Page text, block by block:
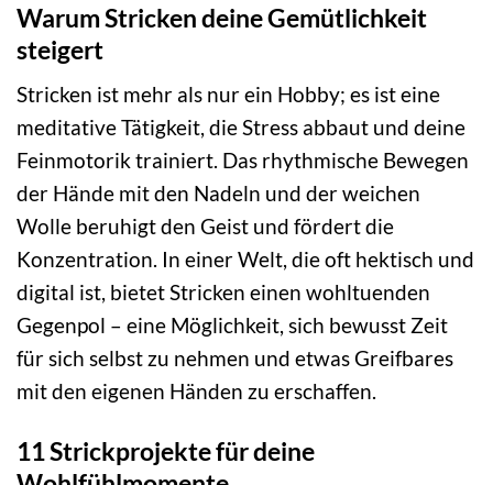
Warum Stricken deine Gemütlichkeit
steigert
Stricken ist mehr als nur ein Hobby; es ist eine
meditative Tätigkeit, die Stress abbaut und deine
Feinmotorik trainiert. Das rhythmische Bewegen
der Hände mit den Nadeln und der weichen
Wolle beruhigt den Geist und fördert die
Konzentration. In einer Welt, die oft hektisch und
digital ist, bietet Stricken einen wohltuenden
Gegenpol – eine Möglichkeit, sich bewusst Zeit
für sich selbst zu nehmen und etwas Greifbares
mit den eigenen Händen zu erschaffen.
11 Strickprojekte für deine